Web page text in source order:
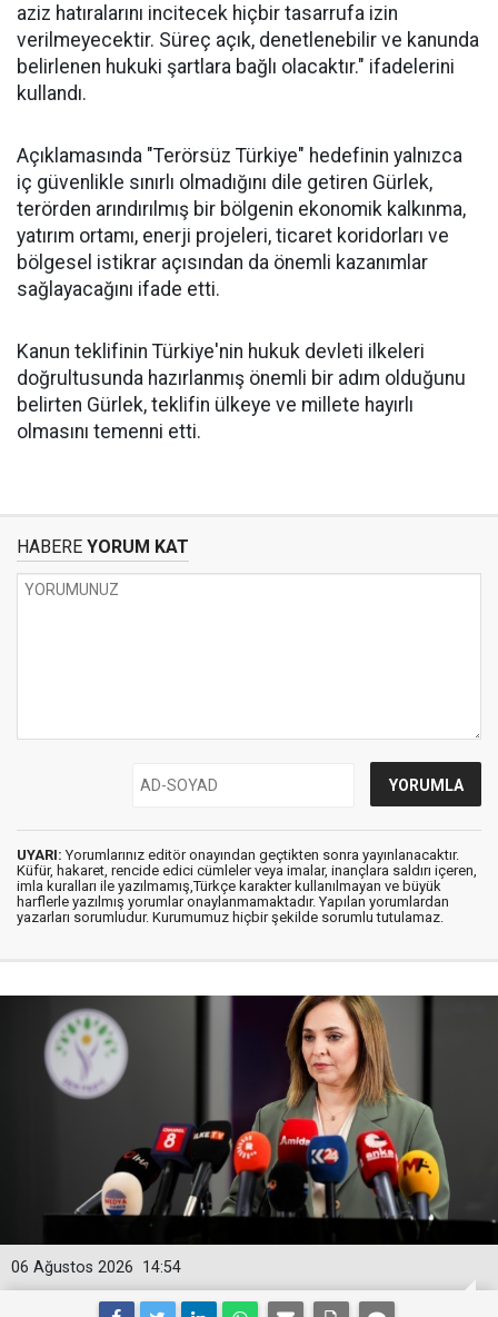
aziz hatıralarını incitecek hiçbir tasarrufa izin
verilmeyecektir. Süreç açık, denetlenebilir ve kanunda
belirlenen hukuki şartlara bağlı olacaktır." ifadelerini
kullandı.
Açıklamasında "Terörsüz Türkiye" hedefinin yalnızca
iç güvenlikle sınırlı olmadığını dile getiren Gürlek,
terörden arındırılmış bir bölgenin ekonomik kalkınma,
yatırım ortamı, enerji projeleri, ticaret koridorları ve
bölgesel istikrar açısından da önemli kazanımlar
sağlayacağını ifade etti.
Kanun teklifinin Türkiye'nin hukuk devleti ilkeleri
doğrultusunda hazırlanmış önemli bir adım olduğunu
belirten Gürlek, teklifin ülkeye ve millete hayırlı
olmasını temenni etti.
HABERE YORUM KAT
UYARI: Yorumlarınız editör onayından geçtikten sonra yayınlanacaktır.
Küfür, hakaret, rencide edici cümleler veya imalar, inançlara saldırı içeren,
imla kuralları ile yazılmamış,Türkçe karakter kullanılmayan ve büyük
harflerle yazılmış yorumlar onaylanmamaktadır. Yapılan yorumlardan
yazarları sorumludur. Kurumumuz hiçbir şekilde sorumlu tutulamaz.
14:54
06 Ağustos 2026